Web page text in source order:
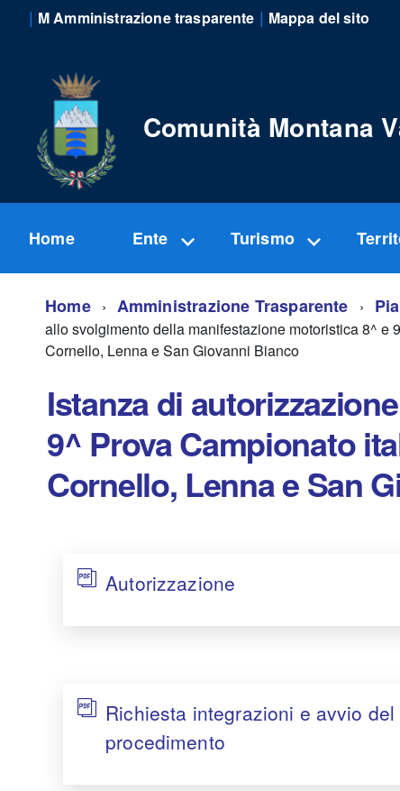
| M Amministrazione trasparente | Mappa del sito
Comunità Montana
Home Ente Turismo
Home Amministrazione Trasparente
allo svolgimento della manifestazione motoristica 8^ e
Cornello, Lenna e San Giovanni Bianco
Istanza di
9^ Prova Campionato
Cornello, Lenna e San
Autorizzazione
Richiesta integrazioni e avvio del
procedimento